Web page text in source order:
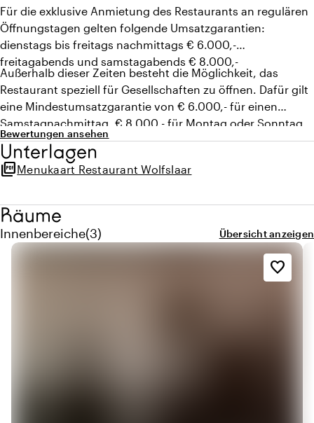
Für die exklusive Anmietung des Restaurants an regulären
Öffnungstagen gelten folgende Umsatzgarantien:
dienstags bis freitags nachmittags € 6.000,-
freitagabends und samstagabends € 8.000,-
Außerhalb dieser Zeiten besteht die Möglichkeit, das
Restaurant speziell für Gesellschaften zu öffnen. Dafür gilt
eine Mindestumsatzgarantie von € 6.000,- für einen
Samstagnachmittag, € 8.000,- für Montag oder Sonntag
und es hängt immer von der Personalbesetzung ab.
Bewertungen ansehen
Unterlagen
picture_as_pdfMenukaart Restaurant Wolfslaar
Räume
Innenbereiche
Menge innenbereiche: 3
(3) Übersicht anzeigen
favorite_border